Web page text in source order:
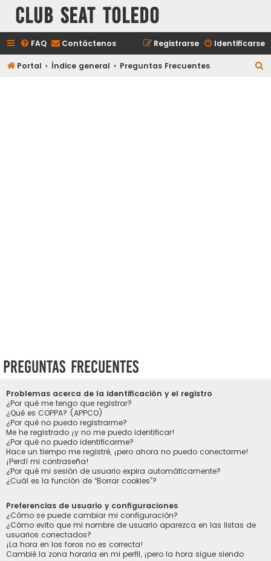
Club Seat Toledo
FAQ Contáctenos Identificarse
Registrarse
Portal Índice general Preguntas Frecuentes
Preguntas Frecuentes
Problemas acerca de la identificación y el registro
¿Por qué me tengo que registrar?
¿Qué es COPPA? (APPCO)
¿Por qué no puedo registrarme?
Me he registrado ¡y no me puedo identificar!
¿Por qué no puedo identificarme?
Hace un tiempo me registré, ¡pero ahora no puedo conectarme!
¡Perdí mi contraseña!
¿Por qué mi sesión de usuario expira automáticamente?
¿Cuál es la función de “Borrar cookies”?
Preferencias de usuario y configuraciones
¿Cómo se puede cambiar mi configuración?
¿Cómo evito que mi nombre de usuario aparezca en las listas de
usuarios conectados?
¡La hora en los foros no es correcta!
Cambié la zona horaria en mi perfil, ¡pero la hora sigue siendo